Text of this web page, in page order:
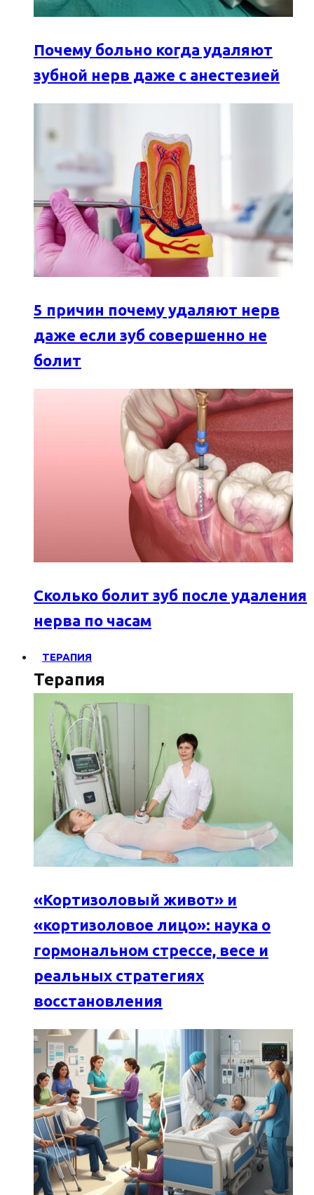
Почему больно когда удаляют
зубной нерв даже с анестезией
5 причин почему удаляют нерв
даже если зуб совершенно не
болит
Сколько болит зуб после удаления
нерва по часам
ТЕРАПИЯ
Терапия
«Кортизоловый живот» и
«кортизоловое лицо»: наука о
гормональном стрессе, весе и
реальных стратегиях
восстановления